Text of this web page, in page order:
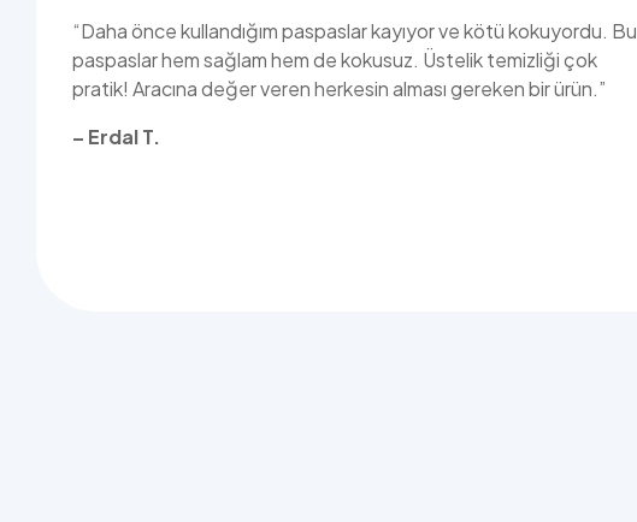
“Daha önce kullandığım paspaslar kayıyor ve kötü kokuyordu. Bu
paspaslar hem sağlam hem de kokusuz. Üstelik temizliği çok
pratik! Aracına değer veren herkesin alması gereken bir ürün.”
– Erdal T.